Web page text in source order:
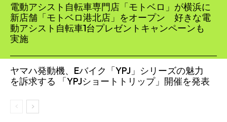
電動アシスト自転車専門店「モトベロ」が横浜に
新店舗「モトベロ港北店」をオープン 好きな電
動アシスト自転車1台プレゼントキャンペーンも
実施
ヤマハ発動機、Eバイク「YPJ」シリーズの魅力
を訴求する 「YPJショートトリップ」開催を発表